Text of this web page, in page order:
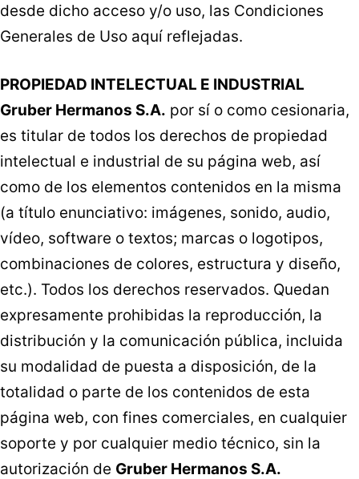
desde dicho acceso y/o uso, las Condiciones
Generales de Uso aquí reflejadas.
PROPIEDAD INTELECTUAL E INDUSTRIAL
Gruber Hermanos S.A. por sí o como cesionaria,
es titular de todos los derechos de propiedad
intelectual e industrial de su página web, así
como de los elementos contenidos en la misma
(a título enunciativo: imágenes, sonido, audio,
vídeo, software o textos; marcas o logotipos,
combinaciones de colores, estructura y diseño,
etc.). Todos los derechos reservados. Quedan
expresamente prohibidas la reproducción, la
distribución y la comunicación pública, incluida
su modalidad de puesta a disposición, de la
totalidad o parte de los contenidos de esta
página web, con fines comerciales, en cualquier
soporte y por cualquier medio técnico, sin la
autorización de Gruber Hermanos S.A.